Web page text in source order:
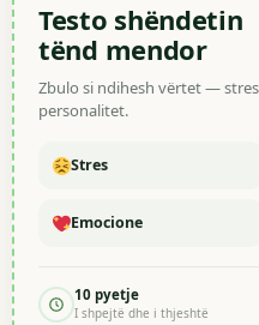
Testo shëndetin
tënd mendor
Zbulo si ndihesh vërtet —
personalitet.
Stres
Emocione
10 pyetje
I shpejtë dhe i thjeshtë